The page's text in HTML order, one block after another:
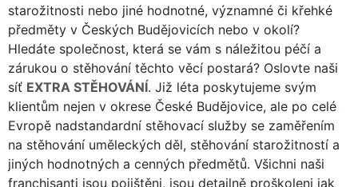
starožitnosti nebo jiné hodnotné, významné či křehké
předměty v Českých Budějovicích nebo v okolí?
Hledáte společnost, která se vám s náležitou péčí a
zárukou o stěhování těchto věcí postará? Oslovte naši
síť EXTRA STĚHOVÁNÍ. Již léta poskytujeme svým
klientům nejen v okrese České Budějovice, ale po celé
Evropě nadstandardní stěhovací služby se zaměřením
na stěhování uměleckých děl, stěhování starožitností a
jiných hodnotných a cenných předmětů. Všichni naši
franchisanti jsou pojištěni, jsou detailně proškoleni jak